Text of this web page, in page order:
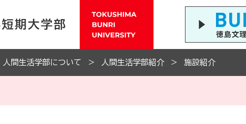
人間生活学部について 人間生活学部紹介 施設紹介